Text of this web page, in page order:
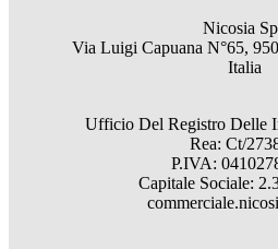
Nicosia
Via Luigi Capuana N°65,
Italia
Ufficio Del Registro Delle
Rea: Ct/
P.IVA:
Capitale Sociale: